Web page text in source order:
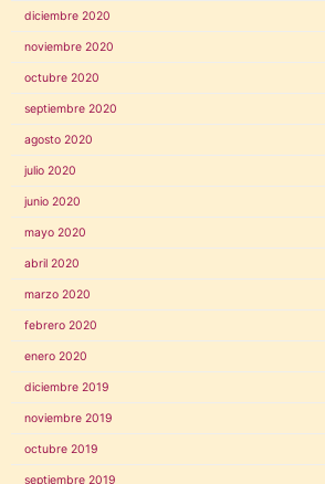
diciembre 2020
noviembre 2020
octubre 2020
septiembre 2020
agosto 2020
julio 2020
junio 2020
mayo 2020
abril 2020
marzo 2020
febrero 2020
enero 2020
diciembre 2019
noviembre 2019
octubre 2019
septiembre 2019